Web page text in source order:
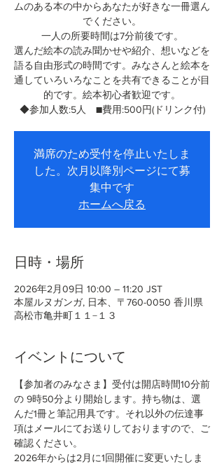
ムのある本の中からあなたが好きな一冊選ん
でください。
一人の所要時間は7分前後です。
選んだ絵本の読み聞かせや紹介、想いなどを
語る自由形式の時間です。みなさんと絵本を
通していろいろなことを共有できることが目
的です。絵本初心者歓迎です。
◆参加人数:5人 ■費用:500円(ドリンク付)
満席のため受付を停止いたしま
した。次月以降別ページにて募
集中です
ホームへ戻る
日時・場所
2026年2月09日 10:00 – 11:20 JST
本屋ルヌガンガ, 日本、〒760-0050 香川県
高松市亀井町１１−１３
イベントについて
【参加者のみなさま】受付は開店時間10分前
の 9時50分より開始します。持ち物は、選
んだ1冊と筆記用具です。それ以外の伝達事
項はメールにてお送りしておりますので、ご
確認ください。
2026年からは2月に1回開催に変更いたしま